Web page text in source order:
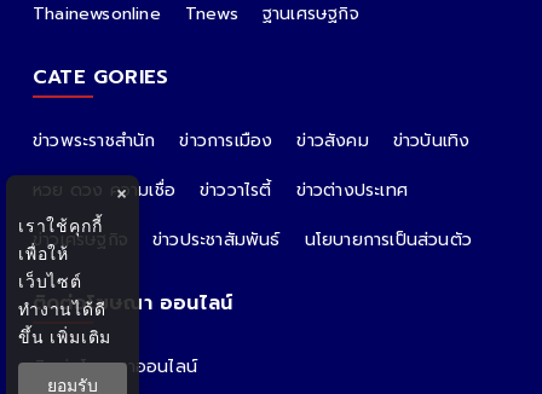
Thainewsonline
Tnews ฐานเศรษฐกิจ
CATE GORIES
ข่าวพระราชสำนัก ข่าวการเมือง ข่าวสังคม
ข่าวบันเทิง
หวย ดวง ความเชื่อ
ข่าววาไรตี้
ข่าวต่างประเทศ
ข่าวเศรษฐกิจ
ข่าวประชาสัมพันธ์ นโยบายการเป็นส่วนตัว
ติดต่อโฆษณา ออนไลน์
ติดต่อโฆษณาออนไลน์
×
เราใช้คุกกี้
เพื่อให้
เว็บไซต์
ทำงานได้ดี
ขึ้น เพิ่มเติม
ยอมรับ